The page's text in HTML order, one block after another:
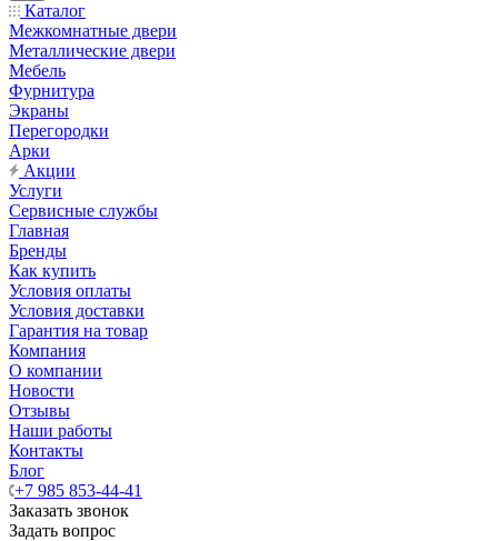
Каталог
Межкомнатные двери
Металлические двери
Мебель
Фурнитура
Экраны
Перегородки
Арки
Акции
Услуги
Сервисные службы
Главная
Бренды
Как купить
Условия оплаты
Условия доставки
Гарантия на товар
Компания
О компании
Новости
Отзывы
Наши работы
Контакты
Блог
+7 985 853-44-41
Заказать звонок
Задать вопрос